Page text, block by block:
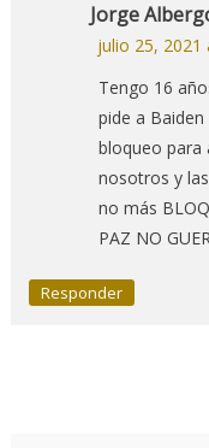
Jorge
julio 25, 2021
Tengo 16
pide a
bloqueo para
nosotros y
no más
PAZ NO
Responder